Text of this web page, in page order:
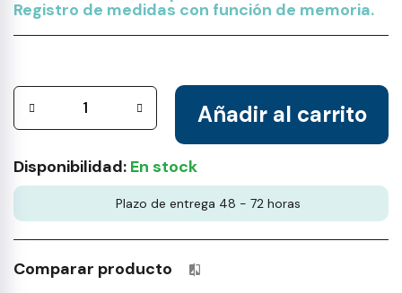
Registro de medidas con función de memoria.
Añadir al carrito
Disponibilidad: En stock
Plazo de entrega 48 - 72 horas
Comparar producto Productos incluidos en tu lista